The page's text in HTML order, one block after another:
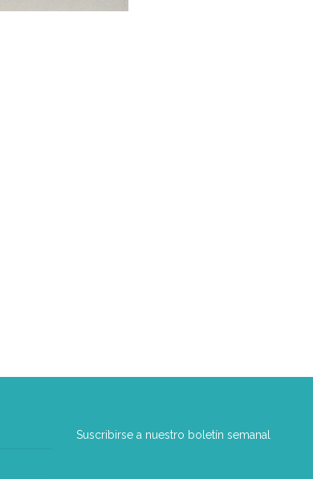
Suscribirse a nuestro boletín semanal